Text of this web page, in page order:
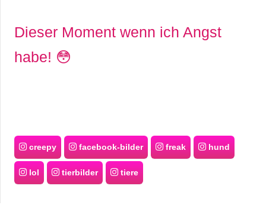
Dieser Moment wenn ich Angst
habe! 😳
creepy facebook-bilder freak hund
lol tierbilder tiere